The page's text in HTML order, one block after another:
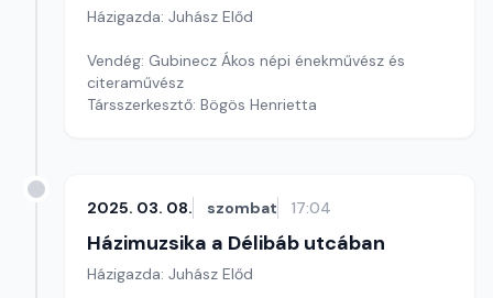
Házigazda: Juhász Előd
Vendég: Gubinecz Ákos népi énekművész és
citeraművész
Társszerkesztő: Bögös Henrietta
2025. 03. 08. szombat 17:04
Házimuzsika a Délibáb utcában
Házigazda: Juhász Előd